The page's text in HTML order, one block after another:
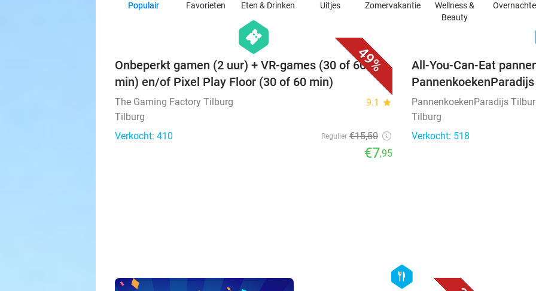
Populair Favorieten Eten & Drinken Uitjes Zomervakantie
Wellness &
Beauty
49%
hexagon
events
Onbeperkt gamen (2 uur) + VR-games (30 of 60
min) en/of Pixel Play Floor (30 of 60 min)
The Gaming Factory Tilburg 9.1 star
Tilburg
Verkocht: 410
Regulier €15,50
€7,95
All-You-Can-Eat
PannenkoekenParadijs
Tilburg
Verkocht: 518
hexagon
food